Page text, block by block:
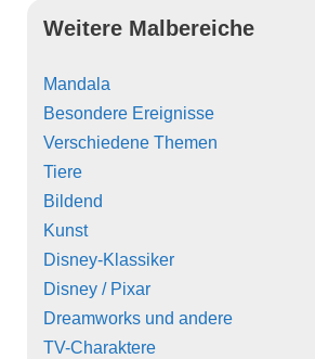
Weitere Malbereiche
Mandala
Besondere Ereignisse
Verschiedene Themen
Tiere
Bildend
Kunst
Disney-Klassiker
Disney / Pixar
Dreamworks und andere
TV-Charaktere